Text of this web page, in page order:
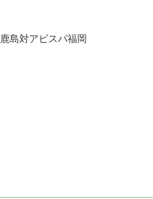
鹿島対アビスパ福岡